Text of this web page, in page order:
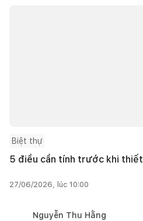
Biệt thự
5 điều cần tính trước khi
27/06/2026, lúc 10:00
Nguyễn Thu Hằng